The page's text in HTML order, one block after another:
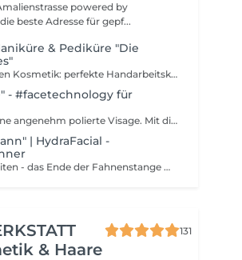
powered by
beste Adresse für gepf...
& Pediküre "Die
Lothar´s Benchmark in Sachen Kosmetik: perfekte Handarbeitskunst mit Wellness in Vollendung für Deine Hände und Deine Füsse. Mehr geht nicht. Dazu gibt es Wasser, Kaffee, Drinks oder Tegernseer Bier. Maniküre Including KÜRZEN & FEILEN NAGELHAUTENTFERNUNG PEELING HANDPFLEGE POLIEREN EXTRA MASSAGE HAND UND UNTERARM AUGENMASKE HANDCREME Pediküre Including REINIGUNGSBAD KÜRZEN & FEILEN NAGEL- UND HORNHAUTENTFERNUNG PEELING WELLNESSFUSSBAD EXTRA MASSAGE FUSS UND UNTERSCHENKEL AUGENMASKE FUSSBALSAM
- #facetechnology für
Lothar´s Effekt-Paket für Deine angenehm polierte Visage. Mit dieser Behandlung erhält Dein Gesicht eine wahre Glanzpolitur mit Wohlfühlfaktor.Dazu gibt es Wasser, Kaffee, Drinks oder Tegernseer Bier. Diese Gesichtsbehandlung enthält Anamnese Reinigung - Ausreinigung Mikrodermabrasion Ausreinigung Ultraschall Massage Maske LANGZEIT-EFFEKTE: Anhaltende Verjüngung des Erscheinungsbildes Zunahme der Hautfestigkeit Straffung der Kontur Minderung von Falten Verfeinerung von Narben Aufhellung von Pigmentflecken
| HydraFacial -
Für die besten Spieler aller Zeiten - das Ende der Fahnenstange mehr geht nicht: Dein Entschlackungsprozess beginnt mit einer Lymphdrainage. Danach folgt die nachhaltige Reinigung, Abtragung und Hydration Deiner Haut mit einem individuellen Booster. Im Finale leuchtet die LED-Lichttherapie Deiner Haut den richtigen Weg. Dieser belebende Behandlungs-Booster bekämpft alle wesentlichen Herausforderungen Deiner Männerhaut: Linien und Fältchen, Pigmentstörungen und Verunreinigungen mittels blauer LED-Lichttherapie. Hochwertigste Seren voller Antioxidantien, Peptiden. Mit Hyaluronsäure. Für Deine nachhaltige Reinigung, Peeling, Abtragung und Feuchtigkeitsversorgung. Mit Auszeit-Massage. Es geht um Dich. Die beste Haut die Du jemals hattest. Lang anhaltende, sichtbare Ergebnisse. Hautverjüngung mit Langzeiteffekt. Sofort. Reinigung + Peeling Erneuert die Hautoberfläche durch ein sanftes Peeling und die Abtragung der obersten Hautschicht. Ausreinigung + Feuchtigkeitszufuhr Entfernt Unreinheiten aus den Poren durch eine schmerzfreie Absaugung. Pflegt die Haut intensiv mit Feuchtigkeit. Versorgung + Schutz Schleust Antioxidantien und Peptide in die Hautoberfläche ein, um einen einzigartig leuchtenden Teint zu erzeugen. Including Anamnese | Beratung Gesicht Nacken Schulter Massage Lymphdrainage Reinigung Peeling | Exfolieren Tiefenreinigung Booster Versorgung & Aufbau LED Lichttherapie Maske Abschlusspflege
& Haare
131